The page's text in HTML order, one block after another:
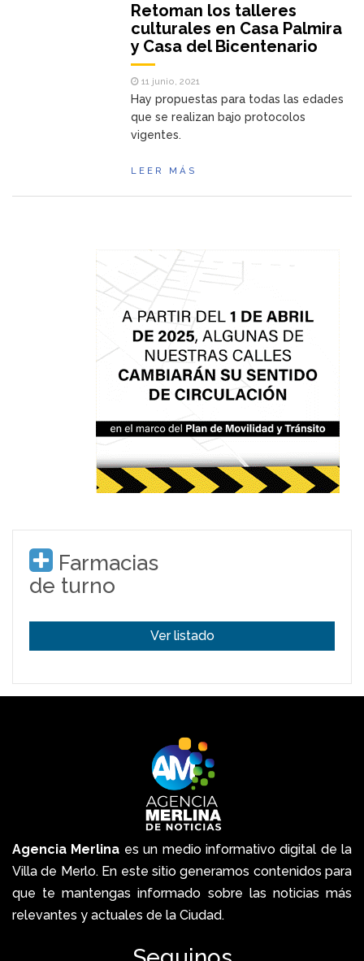
Retoman los talleres
culturales en Casa Palmira
y Casa del Bicentenario
11 junio, 2021
Hay propuestas para todas las edades
que se realizan bajo protocolos
vigentes.
LEER MÁS
Farmacias
de turno
Ver listado
Agencia Merlina es un medio informativo digital de la
Villa de Merlo. En este sitio generamos contenidos para
que te mantengas informado sobre las noticias más
relevantes y actuales de la Ciudad.